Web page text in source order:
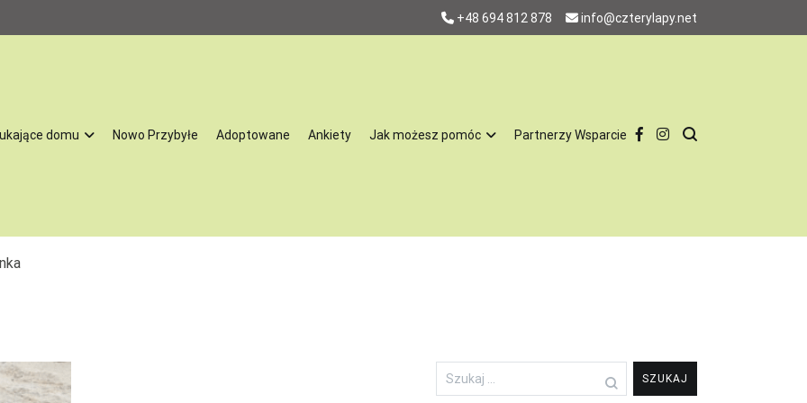
+48 694 812 878 info@czterylapy.net
skrzywdził człowiek. Zajmujemy się szukaniem psom i kotom nowych, odpowiedzialnych domów, nie chcemy by latami tkwiły w schronisku.
domu Nowo Przybyłe Adoptowane Ankiety Jak możesz pomóc Partnerzy Wsparcie
Szukaj: